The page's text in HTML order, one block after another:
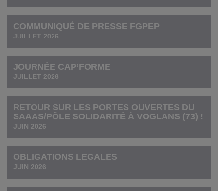
COMMUNIQUÉ DE PRESSE FGPEP
JUILLET 2026
JOURNÉE CAP’FORME
JUILLET 2026
RETOUR SUR LES PORTES OUVERTES DU
SAAAS/PÔLE SOLIDARITÉ À VOGLANS (73) !
JUIN 2026
OBLIGATIONS LEGALES
JUIN 2026